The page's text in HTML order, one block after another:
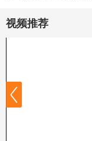
视频推荐